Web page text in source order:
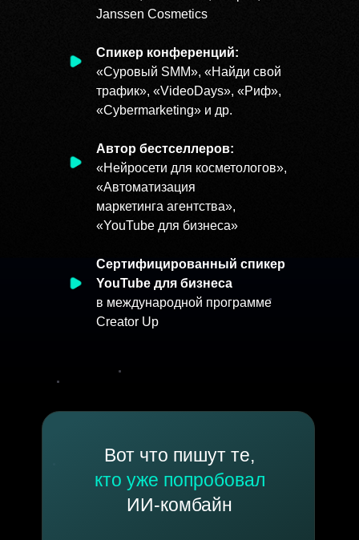
Janssen Cosmetics
Спикер конференций:
«Суровый SMM», «Найди свой
трафик», «VideoDays», «Риф»,
«Cybermarketing» и др.
Автор бестселлеров:
«Нейросети для косметологов»,
«Автоматизация
маркетинга агентства»,
«YouTube для бизнеса»
Сертифицированный спикер
YouTube для бизнеса
в международной программе
Creator Up
Вот что пишут те,
Вот что пишут те,
кто уже попробовал
ИИ-комбайн